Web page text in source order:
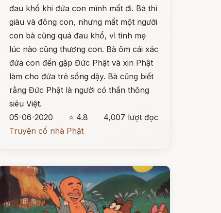
đau khổ khi đứa con mình mất đi. Bà thì
giàu và đông con, nhưng mất một người
con bà cũng quá đau khổ, vì tình mẹ
lúc nào cũng thương con. Bà ôm cái xác
đứa con đến gặp Đức Phật và xin Phật
làm cho đứa trẻ sống dậy. Bà cũng biết
rằng Đức Phật là người có thần thông
siêu Việt.
05-06-2020
⭐ 4.8
4,007 lượt đọc
Truyện cổ nhà Phật